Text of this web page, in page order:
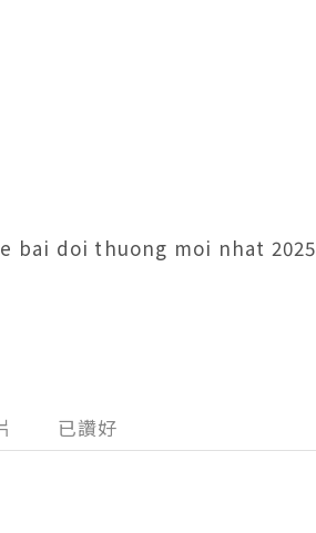
bai doi thuong moi nhat 2025
已讚好